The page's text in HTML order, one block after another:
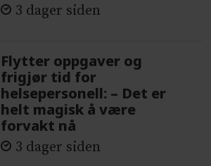
3 dager siden
Flytter oppgaver og
frigjør tid for
helsepersonell: – Det er
helt magisk å være
forvakt nå
3 dager siden